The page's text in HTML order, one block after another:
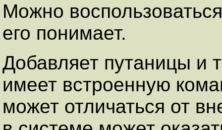
Можно
его понимает.
Добавляет путаницы и
имеет встроенную
может отличаться от